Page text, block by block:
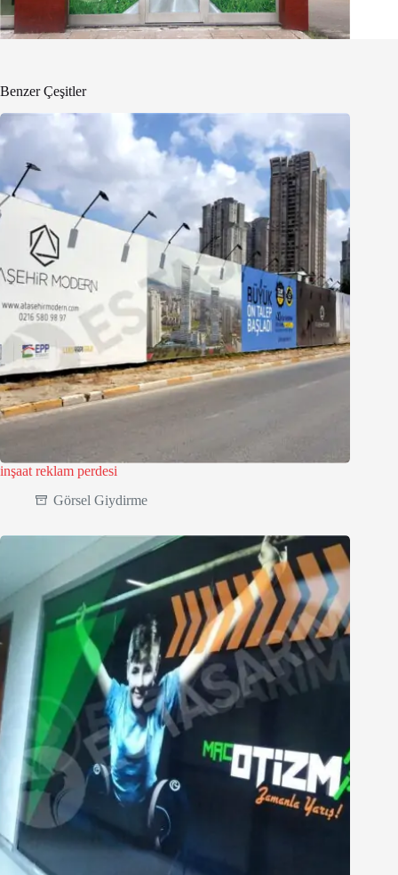
Benzer Çeşitler
inşaat reklam perdesi
Görsel Giydirme